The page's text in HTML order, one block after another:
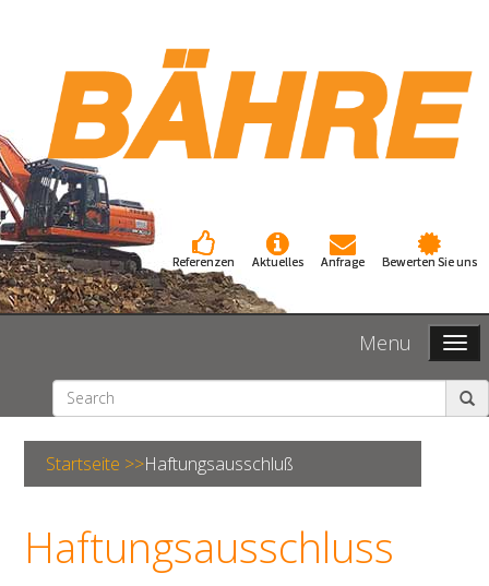
Referenzen Aktuelles Anfrage Bewerten Sie uns
Menu
Startseite >>Haftungsausschluß
Haftungsausschluss